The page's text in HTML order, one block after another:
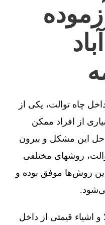
چاه توالت، یکی از
از افراد ممکن
حل این مشکل و بیرون
روشهای مختلفی
این روش‌ها موفق بوده و
و اشیاء قیمتی از داخل